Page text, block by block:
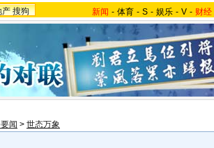
产 搜狗 新闻 - 体育 - S - 娱乐 - V - 财经
闻 > 世态万象